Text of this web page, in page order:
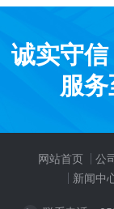
诚实守信
服
网站首页 公
新闻中